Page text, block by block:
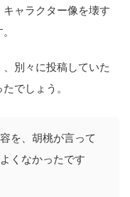
キャラクター像を壊す
、別々に投稿していた
でしょう。
を、胡桃が言って
くなかったです